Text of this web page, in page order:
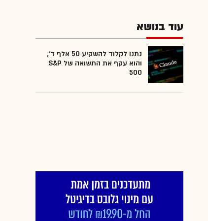
עוד בנושא
נתנו לקלוד להשקיע 50 אלף ד',
והוא עקף את התשואה של S&P
500